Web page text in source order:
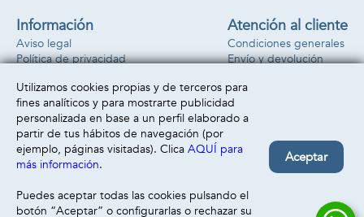
Información
Aviso legal
Política de privacidad
Atención al cliente
Condiciones generales
Envío y devolución
Formas de pago
Utilizamos cookies propias y de terceros para
fines analíticos y para mostrarte publicidad
personalizada en base a un perfil elaborado a
partir de tus hábitos de navegación (por
ejemplo, páginas visitadas). Clica AQUÍ para
más información.
Puedes aceptar todas las cookies pulsando el
botón “Aceptar” o configurarlas o rechazar su
Aceptar